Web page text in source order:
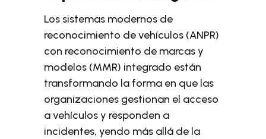
Los sistemas modernos de
reconocimiento de vehículos (ANPR)
con reconocimiento de marcas y
modelos (MMR) integrado están
transformando la forma en que las
organizaciones gestionan el acceso
a vehículos y responden a
incidentes, yendo más allá de la